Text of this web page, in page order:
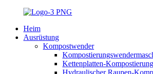
Heim
Ausrüstung
Kompostwender
Kettenplatten-
Hydraulischer Raupen-